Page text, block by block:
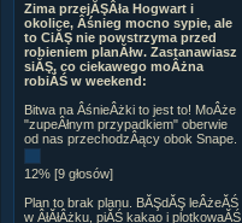
Zima przejĂŞÂła Hogwart i
okolice, Âśnieg mocno sypie, ale
to CiĂŞ nie powstrzyma przed
robieniem planĂłw. Zastanawiasz
siĂŞ, co ciekawego moÂżna
robiĂŚ w weekend:
Bitwa na ÂśnieÂżki to jest to! MoÂże
"zupeÂłnym przypadkiem" oberwie
od nas przechodzÂący obok Snape.
12% [9 głosów]
Plan to brak planu. BĂŞdĂŞ leÂżeĂŚ
w ÂłĂłÂżku, piĂŚ kakao i plotkowaĂŚ